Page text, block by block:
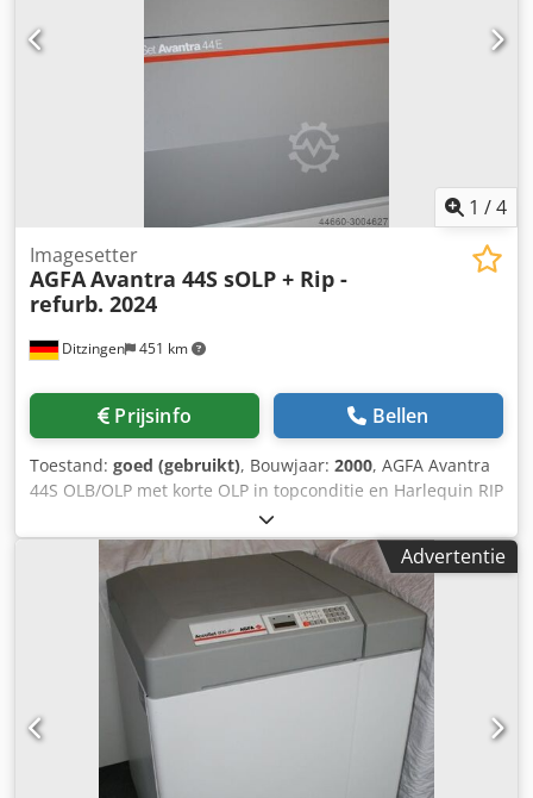
1 /4
Ditzingen 451 km
Imagesetter
AGFAAvantra 44S sOLP + Rip -
refurb. 2024
Prijsinfo Bellen
Toestand: goed (gebruikt), Bouwjaar: 2000, AGFA Avantra
44S OLB/OLP met korte OLP in topconditie en Harlequin RIP
Resoluties: 1200, 1800, 2400 en 3600 dpi - altijd
onderhouden door Agfa Het systeem werd geïnstalleerd in
2000 en is in gebruik - met rip. - Avantra 44 met 3600 dpi -
AgfaLine 44 - korte online ontwikkelaar - Harlekijn
scheuren Crjdpfx Asc N Ahxonisf - Techkon
filmdensitometer. De Avantra was met servicecontract - we
sturen je graag meer informatie en foto's. Gereviseerde
Advertentie